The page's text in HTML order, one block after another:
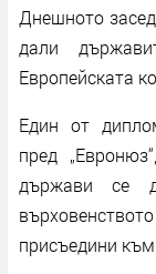
Днешното
дали
Европейската
Един от
пред
държави се
присъедини